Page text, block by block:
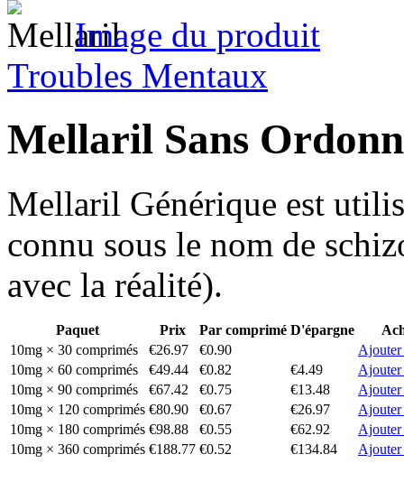
Image du produit
Troubles Mentaux
Mellaril Sans
Mellaril Générique est
connu sous le nom de
avec la réalité).
Paquet Prix Par comprimé D'épargne
10mg × 30 comprimés
€26.97 €0.90
Ajouter
10mg × 60 comprimés
€49.44 €0.82 €4.49
Ajouter
10mg × 90 comprimés
€67.42 €0.75 €13.48
Ajouter
10mg × 120 comprimés €80.90 €0.67 €26.97
Ajouter
10mg × 180 comprimés €98.88 €0.55 €62.92
Ajouter
10mg × 360 comprimés €188.77 €0.52 €134.84 Ajouter